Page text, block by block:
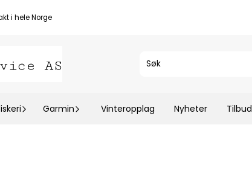
i hele Norge
Garmin Vinteropplag Nyheter Tilbud